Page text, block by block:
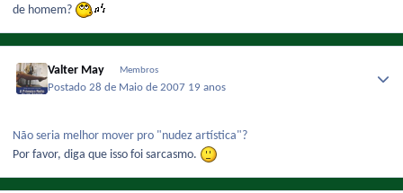
de homem?
Valter May Membros
Postado28 de Maio de 2007 19 anos
Não seria melhor mover pro "nudez artística"?
Por favor, diga que isso foi sarcasmo.